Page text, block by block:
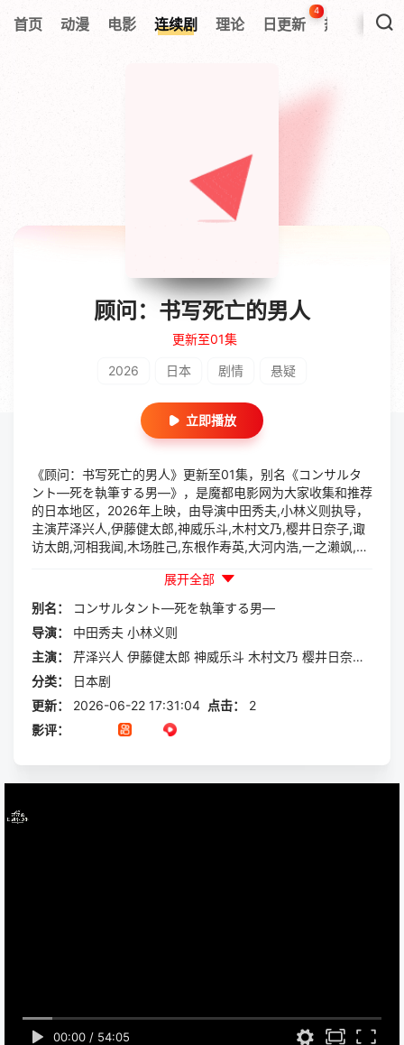
首页 动漫 电影 连续剧 理论 日更新
4
热搜榜
顾问：书写死亡的男人
更新至01集
2026 日本 剧情 悬疑
立即播放
《顾问：书写死亡的男人》更新至01集，别名《コンサルタ
ント―死を執筆する男―》，是魔都电影网为大家收集和推荐
的日本地区，2026年上映，由导演中田秀夫,小林义则执导，
主演芹泽兴人,伊藤健太郎,神威乐斗,木村文乃,樱井日奈子,诹
访太朗,河相我闻,木场胜己,东根作寿英,大河内浩,一之濑飒,阪
说家梦想、在旧书店打工的推理迷伊崎耀，某日接到自称出版
社代理人的神秘男子邀约，请他撰写一部犯罪小说——内容是
让名为“主人公”的目标在无人察觉的情况下被“完美暗杀”。在
对方话术诱导下，伊崎毫不怀疑...
展开全部
别名：
コンサルタント―死を執筆する男―
导演：
中田秀夫 小林义则
主演：
芹泽兴人 伊藤健太郎 神威乐斗 木村文乃 樱井日奈子
分类：
日本剧
更新：
2026-06-22 17:31:04 点击：
2
影评：
00:00 / 54:05